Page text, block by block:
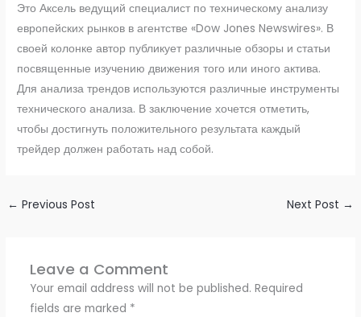
Это Аксель ведущий специалист по техническому анализу
европейских рынков в агентстве «Dow Jones Newswires». В
своей колонке автор публикует различные обзоры и статьи
посвященные изучению движения того или иного актива.
Для анализа трендов используются различные инструменты
технического анализа. В заключение хочется отметить,
чтобы достигнуть положительного результата каждый
трейдер должен работать над собой.
← Previous Post Next Post →
Leave a Comment
Your email address will not be published. Required
fields are marked *